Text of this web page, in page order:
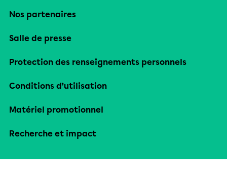
Nos partenaires
Salle de presse
Protection des renseignements personnels
Conditions d’utilisation
Matériel promotionnel
Recherche et impact